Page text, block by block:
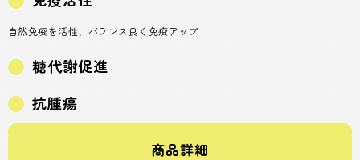
自然免疫を活性、バランス良く免疫アップ
糖代謝促進
抗腫瘍
商品詳細